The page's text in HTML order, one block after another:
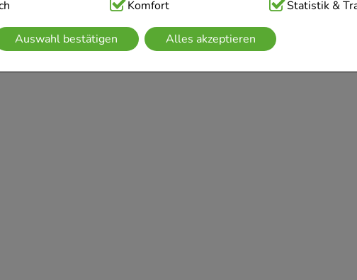
handelt es sich um Cookies, die für die Grundfunktionen
(z.B. Navigation, Warenkorb, Kundenkonto), weshalb auf diese nicht
Komfort Statistik &
Auswahl bestätigen Alles akzeptieren